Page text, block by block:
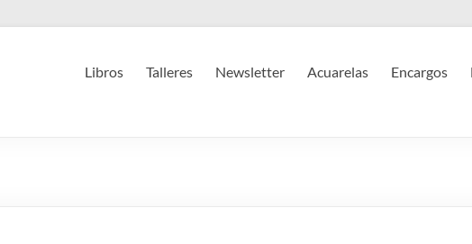
Libros Talleres Newsletter Acuarelas Encargos